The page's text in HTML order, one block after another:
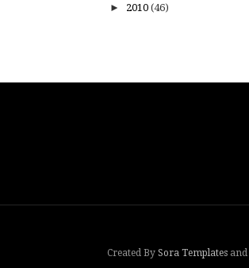
► 2010 (46)
Created By Sora Templates and